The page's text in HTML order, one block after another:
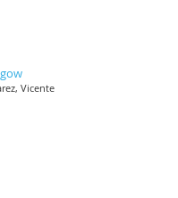
Vicente